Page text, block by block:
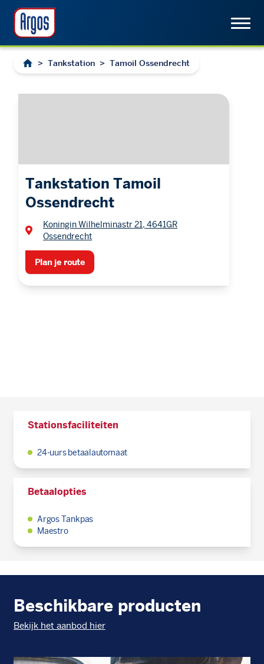
> Tankstation > Tamoil Ossendrecht
Tankstation Tamoil
Ossendrecht
Koningin Wilhelminastr 21, 4641GR
Ossendrecht
Plan je route
Stationsfaciliteiten
24-uurs betaalautomaat
Betaalopties
Argos Tankpas
Maestro
Beschikbare producten
Bekijk het aanbod hier